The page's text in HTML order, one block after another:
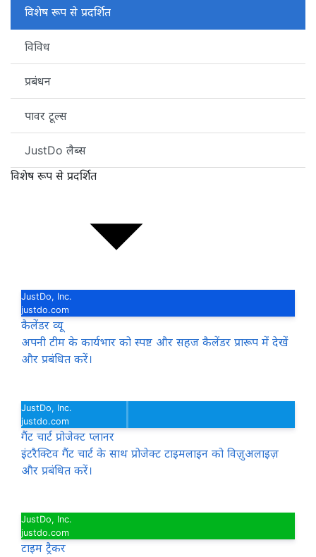
विशेष रूप से प्रदर्शित
विविध
प्रबंधन
पावर टूल्स
JustDo लैब्स
विशेष रूप से प्रदर्शित
JustDo, Inc.
justdo.com
कैलेंडर व्यू
अपनी टीम के कार्यभार को स्पष्ट और सहज कैलेंडर प्रारूप में देखें
और प्रबंधित करें।
JustDo, Inc.
justdo.com
गैंट चार्ट प्रोजेक्ट प्लानर
इंटरैक्टिव गैंट चार्ट के साथ प्रोजेक्ट टाइमलाइन को विज़ुअलाइज़
और प्रबंधित करें।
JustDo, Inc.
justdo.com
टाइम ट्रैकर